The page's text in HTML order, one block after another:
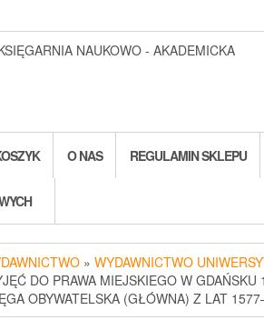
NAUKOWO - AKADEMICKA
O NAS REGULAMIN SKLEPU
» WYDAWNICTWO
DO PRAWA MIEJSKIEGO W GDAŃSKU
OBYWATELSKA (GŁÓWNA) Z LAT